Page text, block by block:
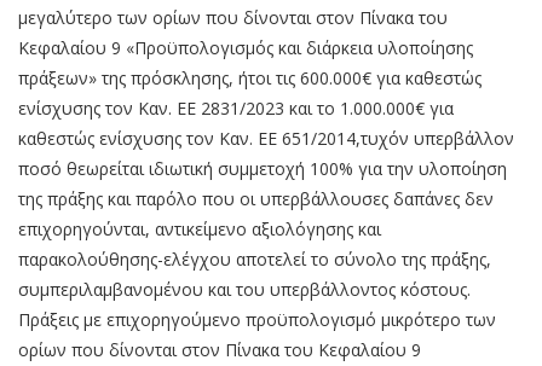
μεγαλύτερο των ορίων που δίνονται στον Πίνακα του
Κεφαλαίου 9 «Προϋπολογισμός και διάρκεια υλοποίησης
πράξεων» της πρόσκλησης, ήτοι τις 600.000€ για καθεστώς
ενίσχυσης τον Καν. ΕΕ 2831/2023 και το 1.000.000€ για
καθεστώς ενίσχυσης τον Καν. ΕΕ 651/2014,τυχόν υπερβάλλον
ποσό θεωρείται ιδιωτική συμμετοχή 100% για την υλοποίηση
της πράξης και παρόλο που οι υπερβάλλουσες δαπάνες δεν
επιχορηγούνται, αντικείμενο αξιολόγησης και
παρακολούθησης-ελέγχου αποτελεί το σύνολο της πράξης,
συμπεριλαμβανομένου και του υπερβάλλοντος κόστους.
Πράξεις με επιχορηγούμενο προϋπολογισμό μικρότερο των
ορίων που δίνονται στον Πίνακα του Κεφαλαίου 9